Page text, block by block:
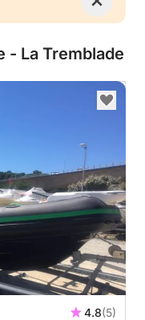
- La Tremblade
4.8(5)